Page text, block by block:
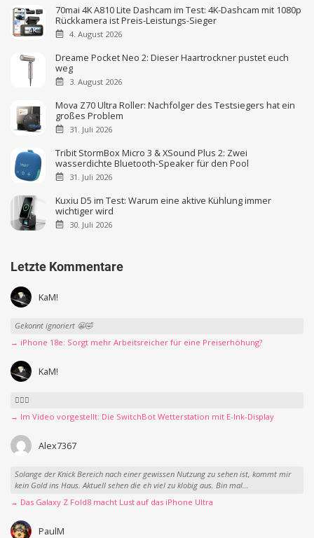
70mai 4K A810 Lite Dashcam im Test: 4K-Dashcam mit 1080p
Rückkamera ist Preis-Leistungs-Sieger
4. August 2026
Dreame Pocket Neo 2: Dieser Haartrockner pustet euch
weg
3. August 2026
Mova Z70 Ultra Roller: Nachfolger des Testsiegers hat ein
großes Problem
31. Juli 2026
Tribit StormBox Micro 3 & XSound Plus 2: Zwei
wasserdichte Bluetooth-Speaker für den Pool
31. Juli 2026
Kuxiu D5 im Test: Warum eine aktive Kühlung immer
wichtiger wird
30. Juli 2026
Letzte Kommentare
KaM!
Gekonnt ignoriert 😬🤣
→ iPhone 18e: Sorgt mehr Arbeitsreicher für eine Preiserhöhung?
KaM!
👍🏻🤣
→ Im Video vorgestellt: Die SwitchBot Wetterstation mit E-Ink-Display
Alex7367
Solange der Knick Bereich nach einer gewissen Nutzung zu sehen ist, kommt mir
kein Gold ins Haus. Aktuell sehen die eh viel zu klobig aus. Bin mal...
→ Das Galaxy Z Fold8 macht Lust auf das iPhone Ultra
PaulM